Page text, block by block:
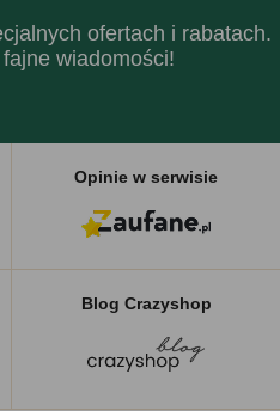
ofertach i rabatach.
wiadomości!
Opinie w serwisie
Blog Crazyshop